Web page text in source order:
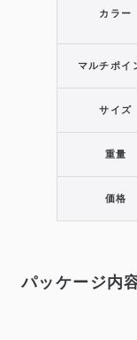
カラー
マルチポイ
サイズ
重量
価格
パッケージ内